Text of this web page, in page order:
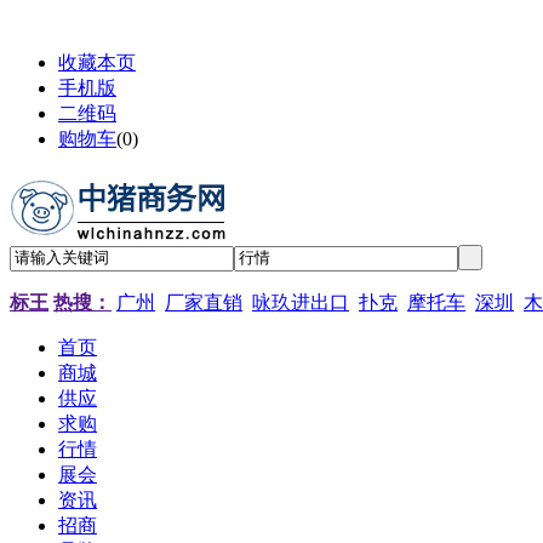
收藏本页
手机版
二维码
购物车(0)
标王 热搜： 广州 厂家直销 咏玖进出口 扑克 摩托车 深圳 木
首页
商城
供应
求购
行情
展会
资讯
招商